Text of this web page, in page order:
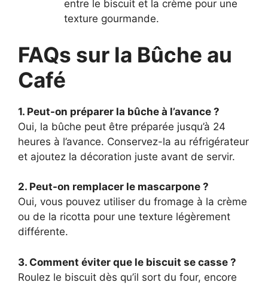
entre le biscuit et la crème pour une
texture gourmande.
FAQs sur la Bûche au
Café
1. Peut-on préparer la bûche à l’avance ?
Oui, la bûche peut être préparée jusqu’à 24
heures à l’avance. Conservez-la au réfrigérateur
et ajoutez la décoration juste avant de servir.
2. Peut-on remplacer le mascarpone ?
Oui, vous pouvez utiliser du fromage à la crème
ou de la ricotta pour une texture légèrement
différente.
3. Comment éviter que le biscuit se casse ?
Roulez le biscuit dès qu’il sort du four, encore